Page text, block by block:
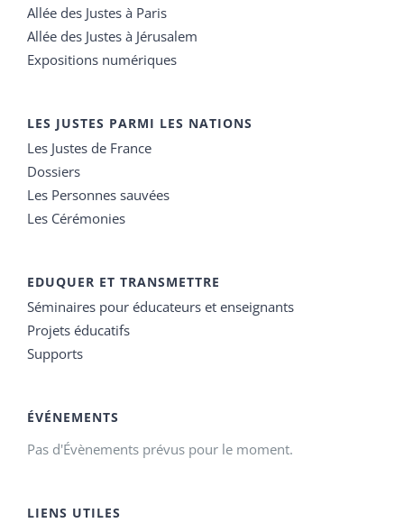
Allée des Justes à Paris
Allée des Justes à Jérusalem
Expositions numériques
LES JUSTES PARMI LES NATIONS
Les Justes de France
Dossiers
Les Personnes sauvées
Les Cérémonies
EDUQUER ET TRANSMETTRE
Séminaires pour éducateurs et enseignants
Projets éducatifs
Supports
ÉVÉNEMENTS
Pas d'Évènements prévus pour le moment.
LIENS UTILES